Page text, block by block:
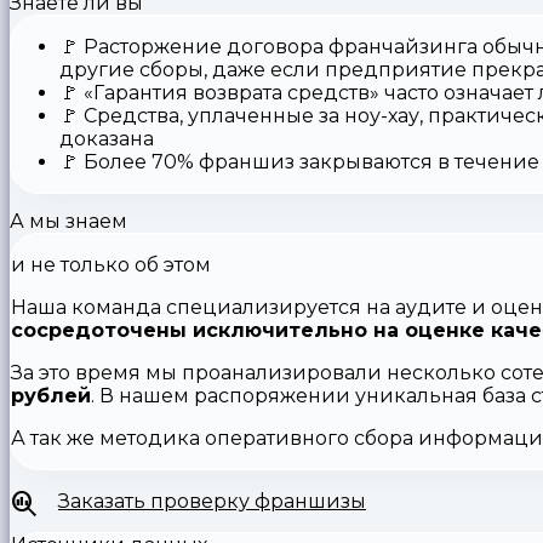
🚩 Расторжение договора франчайзинга
другие сборы, даже если предприятие
🚩 «Гарантия возврата средств» часто
🚩 Средства, уплаченные за ноу-хау,
доказана
🚩 Более 70% франшиз закрываются в
А мы знаем
и не только об этом
Наша команда специализируется на аудите и
сосредоточены исключительно на оценке
За это время мы проанализировали несколько
рублей. В нашем распоряжении уникальная база
А так же методика оперативного сбора
Заказать проверку франшизы